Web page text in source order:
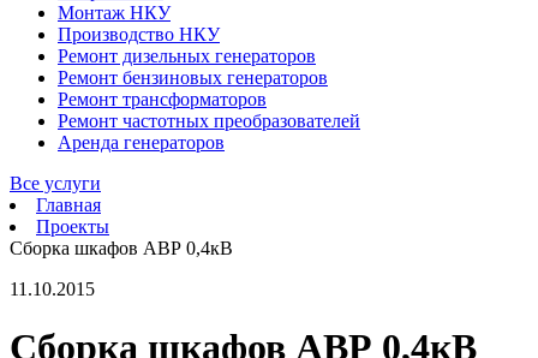
Монтаж НКУ
Производство НКУ
Ремонт дизельных генераторов
Ремонт бензиновых генераторов
Ремонт трансформаторов
Ремонт частотных преобразователей
Аренда генераторов
Все услуги
Главная
Проекты
Сборка шкафов АВР 0,4кВ
11.10.2015
Сборка шкафов АВР 0,4кВ